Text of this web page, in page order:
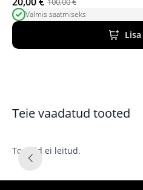
Algne
hind
oli:
100,00 €.
Praegune
hind
on:
20,00 €.
Valmis saatmiseks
Teie vaadatud tooted
Tooteid ei leitud.